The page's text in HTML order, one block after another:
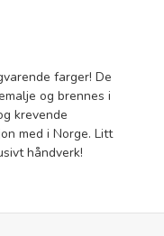
farger! De
og brennes i
krevende
med i Norge. Litt
håndverk!